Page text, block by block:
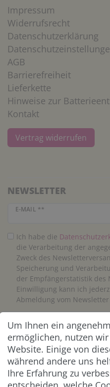
Impressum
Widerrufsrecht
Datenschutzerklärung
AGB
Barrierefreiheit
Lieferkette
Hinweise zur
Kontakt
Vertrag widerrufen
NEWSLETTER
E-MAIL **
Newsletter Honig
Ich habe die
die Verarbeitung der
Zweck des
Speicherung und
der Empfängerstatistik des
Einwilligung kann ich
Abmeldung vom
** Hierbei
ZAHLUNG & VERSAND
Um Ihnen ein
ermöglichen, nutzen
Website. Einige von
während andere uns
Ihre Erfahrung zu